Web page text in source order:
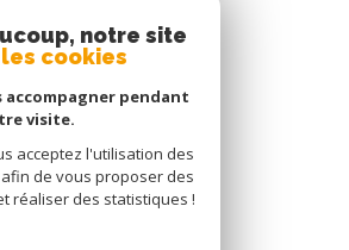
notre site
cookies
accompagner pendant
visite.
acceptez l'utilisation des
de vous proposer des
réaliser des statistiques !